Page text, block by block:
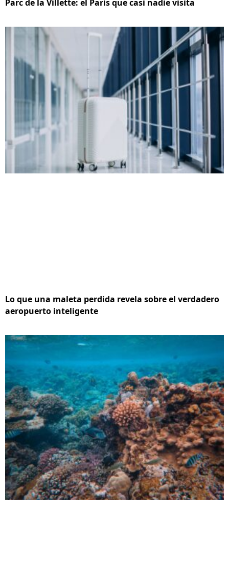
Parc de la Villette: el París que casi nadie visita
Lo que una maleta perdida revela sobre el verdadero
aeropuerto inteligente